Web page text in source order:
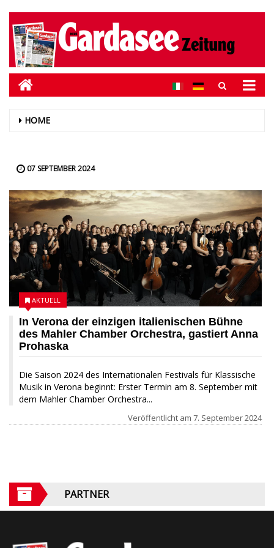
HOME
07 SEPTEMBER 2024
In Verona der einzigen italienischen Bühne
des Mahler Chamber Orchestra, gastiert Anna
Prohaska
Die Saison 2024 des Internationalen Festivals für Klassische
Musik in Verona beginnt: Erster Termin am 8. September mit
dem Mahler Chamber Orchestra...
AKTUELL
Veröffentlicht am 7. September 2024
PARTNER